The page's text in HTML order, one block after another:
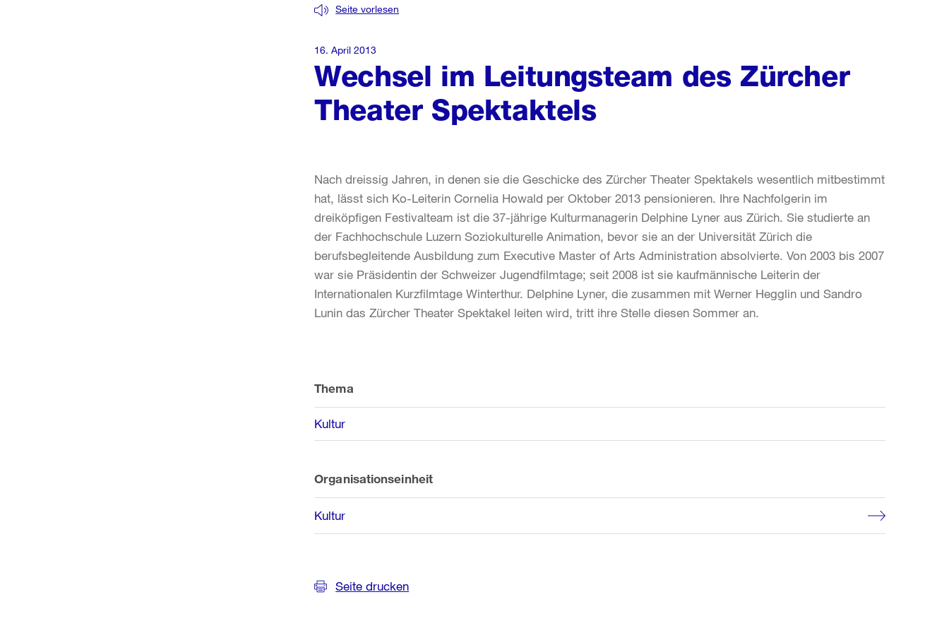
Wechsel im Leitungsteam des Zürcher
Theater Spektaktels
Seite vorlesen
16. April 2013
Nach dreissig Jahren, in denen sie die Geschicke des Zürcher Theater Spektakels wesentlich mitbestimmt
hat, lässt sich Ko-Leiterin Cornelia Howald per Oktober 2013 pensionieren. Ihre Nachfolgerin im
dreiköpfigen Festivalteam ist die 37-jährige Kulturmanagerin Delphine Lyner aus Zürich. Sie studierte an
der Fachhochschule Luzern Soziokulturelle Animation, bevor sie an der Universität Zürich die
berufsbegleitende Ausbildung zum Executive Master of Arts Administration absolvierte. Von 2003 bis 2007
war sie Präsidentin der Schweizer Jugendfilmtage; seit 2008 ist sie kaufmännische Leiterin der
Internationalen Kurzfilmtage Winterthur. Delphine Lyner, die zusammen mit Werner Hegglin und Sandro
Lunin das Zürcher Theater Spektakel leiten wird, tritt ihre Stelle diesen Sommer an.
Informationen
Thema
Kultur
Organisationseinheit
Kultur
Seite drucken